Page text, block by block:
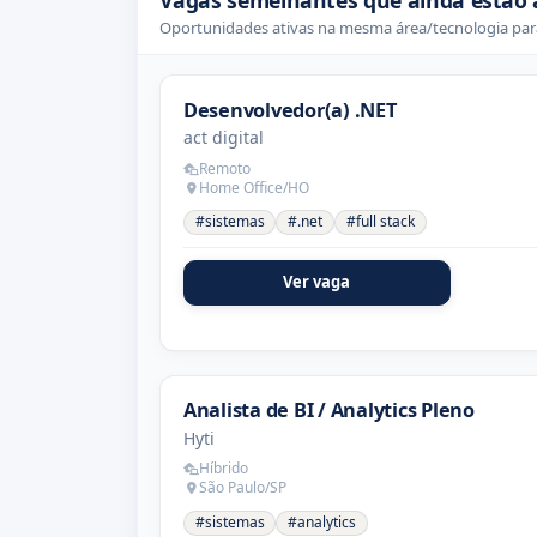
Oportunidades ativas na mesma área/tecnologia
Desenvolvedor(a) .NET
act digital
Remoto
Home Office/HO
#sistemas
#.net #full stack
Ver vaga
Analista de BI / Analytics Pleno
Hyti
Híbrido
São Paulo/SP
#sistemas
#analytics